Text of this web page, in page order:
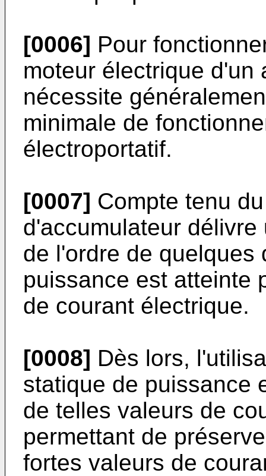
[0006] Pour
moteur électrique d'un
nécessite
minimale de
électroportatif.
[0007] Compte tenu
d'accumulateur
de l'ordre de quelques
puissance est atteinte
de courant électrique.
[0008] Dès lors,
statique de puissance
de telles valeurs de
permettant de
fortes valeurs de